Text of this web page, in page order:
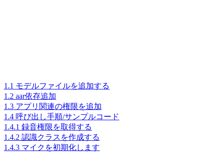
1.1 モデルファイルを追加する
1.2 aar依存追加
1.3 アプリ関連の権限を追加
1.4 呼び出し手順/サンプルコード
1.4.1 録音権限を取得する
1.4.2 認識クラスを作成する
1.4.3 マイクを初期化します